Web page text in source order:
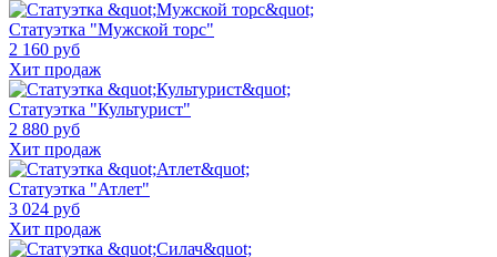
Статуэтка "Мужской торс"
2 160 руб
Хит продаж
Статуэтка "Культурист"
2 880 руб
Хит продаж
Статуэтка "Атлет"
3 024 руб
Хит продаж